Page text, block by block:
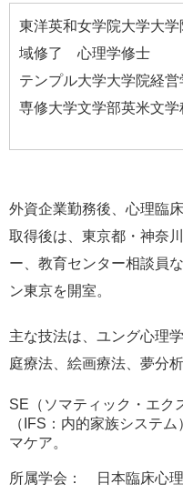
東洋英和女学院大学大
域修了 心理学修士
テンプル大学大学院経
専修大学文学部英米文学
外資企業勤務後、心理臨
取得後は、東京都・神奈
ー、教育センター相談員
ン東京を開室。
主な技法は、ユング心理
庭療法、絵画療法、夢分析
SE （ソマティック・エ
（ IFS ：内的家族システ
マケア。
所属学会： 日本臨床心